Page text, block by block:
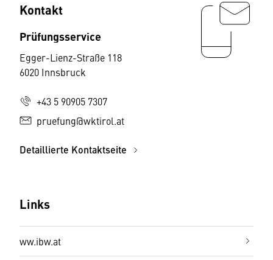
Kontakt
Prüfungsservice
Egger-Lienz-Straße 118
6020 Innsbruck
+43 5 90905 7307
pruefung@wktirol.at
Detaillierte Kontaktseite
Links
ww.ibw.at